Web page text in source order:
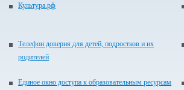
Культура.рф
Телефон доверия для детей, подростков и их
родителей
Единое окно доступа к образовательным ресурсам